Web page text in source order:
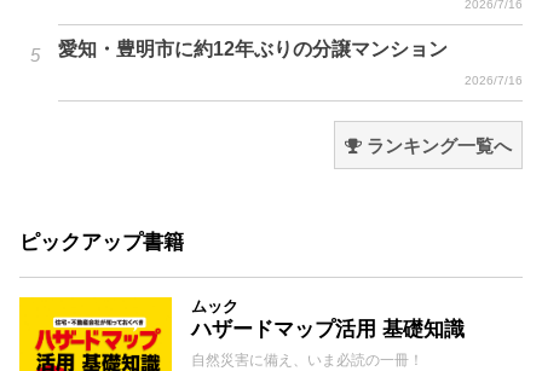
2026/7/16
愛知・豊明市に約12年ぶりの分譲マンション
2026/7/16
ランキング一覧へ
ピックアップ書籍
ムック
ハザードマップ活用 基礎知識
自然災害に備え、いま必読の一冊！